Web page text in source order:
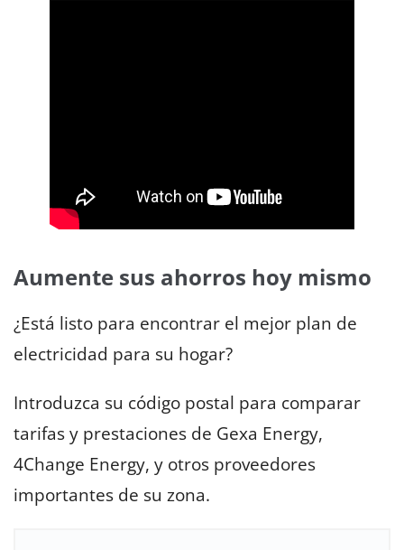
Aumente sus ahorros hoy mismo
¿Está listo para encontrar el mejor plan de
electricidad para su hogar?
Introduzca su código postal para comparar
tarifas y prestaciones de Gexa Energy,
4Change Energy, y otros proveedores
importantes de su zona.